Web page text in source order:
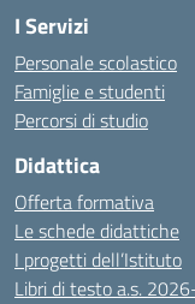
I Servizi
Personale scolastico
Famiglie e studenti
Percorsi di studio
Didattica
Offerta formativa
Le schede didattiche
I progetti dell’Istituto
Libri di testo a.s.